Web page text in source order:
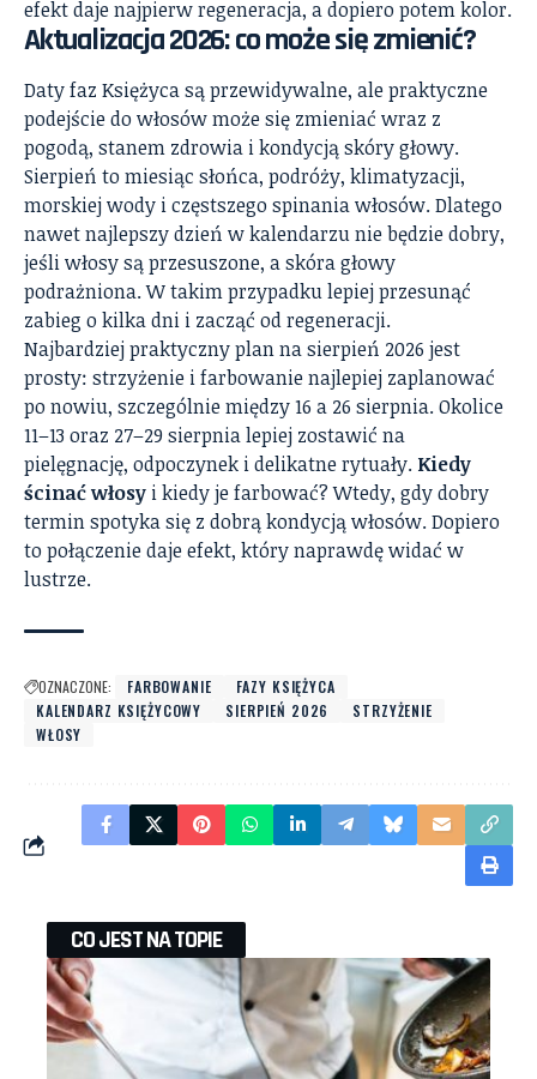
efekt daje najpierw regeneracja, a dopiero potem kolor.
Aktualizacja 2026: co może się zmienić?
Daty faz Księżyca są przewidywalne, ale praktyczne
podejście do włosów może się zmieniać wraz z
pogodą, stanem zdrowia i kondycją skóry głowy.
Sierpień to miesiąc słońca, podróży, klimatyzacji,
morskiej wody i częstszego spinania włosów. Dlatego
nawet najlepszy dzień w kalendarzu nie będzie dobry,
jeśli włosy są przesuszone, a skóra głowy
podrażniona. W takim przypadku lepiej przesunąć
zabieg o kilka dni i zacząć od regeneracji.
Najbardziej praktyczny plan na sierpień 2026 jest
prosty: strzyżenie i farbowanie najlepiej zaplanować
po nowiu, szczególnie między 16 a 26 sierpnia. Okolice
11–13 oraz 27–29 sierpnia lepiej zostawić na
pielęgnację, odpoczynek i delikatne rytuały. Kiedy
ścinać włosy i kiedy je farbować? Wtedy, gdy dobry
termin spotyka się z dobrą kondycją włosów. Dopiero
to połączenie daje efekt, który naprawdę widać w
lustrze.
OZNACZONE: FARBOWANIE
FAZY KSIĘŻYCA
KALENDARZ KSIĘŻYCOWY
SIERPIEŃ 2026
STRZYŻENIE
WŁOSY
CO JEST NA TOPIE